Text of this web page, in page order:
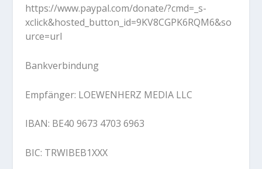
https://www.paypal.com/donate/?cmd=_s-
xclick&hosted_button_id=9KV8CGPK6RQM6&so
urce=url
Bankverbindung
Empfänger: LOEWENHERZ MEDIA LLC
IBAN: BE40 9673 4703 6963
BIC: TRWIBEB1XXX